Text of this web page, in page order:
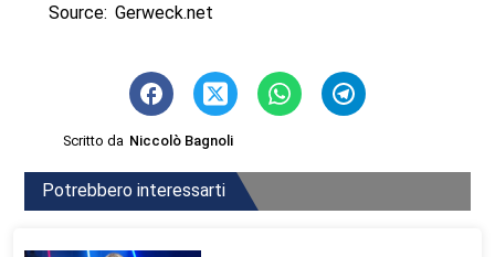
Source: Gerweck.net
Scritto da Niccolò Bagnoli
Potrebbero interessarti